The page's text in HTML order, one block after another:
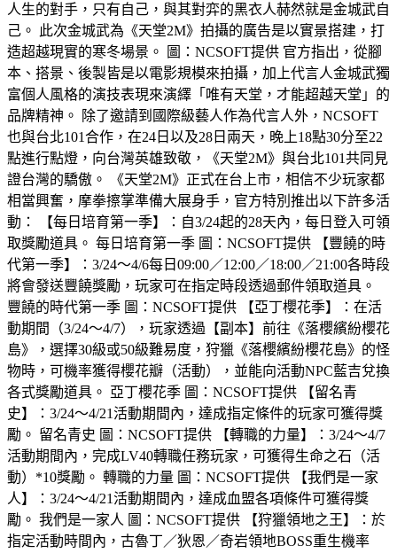
人生的對手，只有自己，與其對弈的黑衣人赫然就是金城武自
己。 此次金城武為《天堂2M》拍攝的廣告是以實景搭建，打
造超越現實的寒冬場景。 圖：NCSOFT提供 官方指出，從腳
本、搭景、後製皆是以電影規模來拍攝，加上代言人金城武獨
富個人風格的演技表現來演繹「唯有天堂，才能超越天堂」的
品牌精神。 除了邀請到國際級藝人作為代言人外，NCSOFT
也與台北101合作，在24日以及28日兩天，晚上18點30分至22
點進行點燈，向台灣英雄致敬，《天堂2M》與台北101共同見
證台灣的驕傲。 《天堂2M》正式在台上市，相信不少玩家都
相當興奮，摩拳擦掌準備大展身手，官方特別推出以下許多活
動： 【每日培育第一季】：自3/24起的28天內，每日登入可領
取獎勵道具。 每日培育第一季 圖：NCSOFT提供 【豐饒的時
代第一季】：3/24～4/6每日09:00／12:00／18:00／21:00各時段
將會發送豐饒獎勵，玩家可在指定時段透過郵件領取道具。
豐饒的時代第一季 圖：NCSOFT提供 【亞丁櫻花季】：在活
動期間（3/24～4/7），玩家透過【副本】前往《落櫻繽紛櫻花
島》，選擇30級或50級難易度，狩獵《落櫻繽紛櫻花島》的怪
物時，可機率獲得櫻花瓣（活動），並能向活動NPC藍吉兌換
各式獎勵道具。 亞丁櫻花季 圖：NCSOFT提供 【留名青
史】：3/24～4/21活動期間內，達成指定條件的玩家可獲得獎
勵。 留名青史 圖：NCSOFT提供 【轉職的力量】：3/24～4/7
活動期間內，完成LV40轉職任務玩家，可獲得生命之石（活
動）*10獎勵。 轉職的力量 圖：NCSOFT提供 【我們是一家
人】：3/24～4/21活動期間內，達成血盟各項條件可獲得獎
勵。 我們是一家人 圖：NCSOFT提供 【狩獵領地之王】：於
指定活動時間內，古魯丁／狄恩／奇岩領地BOSS重生機率